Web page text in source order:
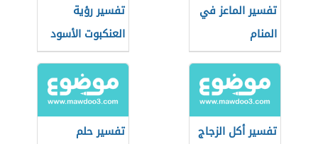
تفسير الماعز في
المنام
تفسير رؤية
العنكبوت الأسود
في المنام وقتله
تفسير أكل الزجاج
تفسير حلم